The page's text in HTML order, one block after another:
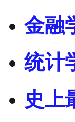
金融
统计
史上